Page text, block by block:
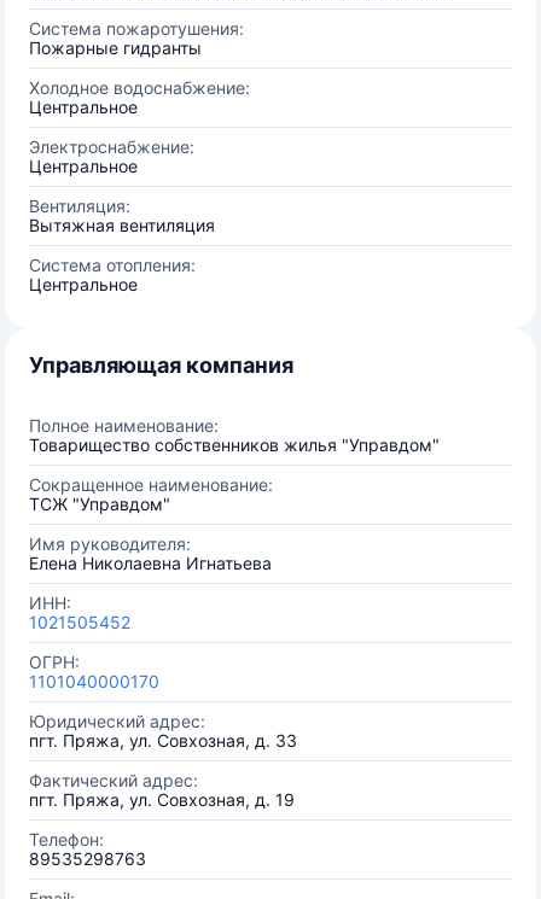
Система пожаротушения:
Пожарные гидранты
Холодное водоснабжение:
Центральное
Электроснабжение:
Центральное
Вентиляция:
Вытяжная вентиляция
Система отопления:
Центральное
Управляющая компания
Полное наименование:
Товарищество собственников жилья "Управдом"
Сокращенное наименование:
ТСЖ "Управдом"
Имя руководителя:
Елена Николаевна Игнатьева
ИНН:
1021505452
ОГРН:
1101040000170
Юридический адрес:
пгт. Пряжа, ул. Совхозная, д. 33
Фактический адрес:
пгт. Пряжа, ул. Совхозная, д. 19
Телефон:
89535298763